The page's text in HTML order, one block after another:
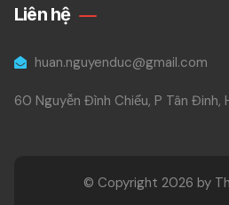
Liên hệ
huan.nguyenduc@gmail.com
60 Nguyễn Đình Chiểu, P Tân Đinh,
© Copyright 2026 by